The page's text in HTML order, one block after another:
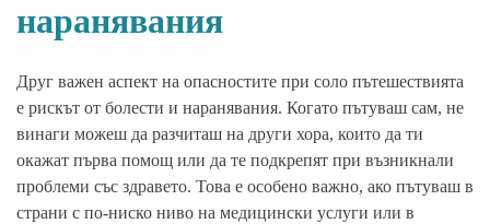
наранявания
Друг важен аспект на опасностите при соло пътешествията
е рискът от болести и наранявания. Когато пътуваш сам, не
винаги можеш да разчиташ на други хора, които да ти
окажат първа помощ или да те подкрепят при възникнали
проблеми със здравето. Това е особено важно, ако пътуваш в
страни с по-ниско ниво на медицински услуги или в